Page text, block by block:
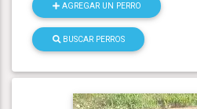
AGREGAR UN PERRO
BUSCAR PERROS